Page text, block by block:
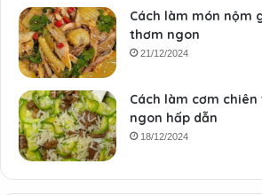
Cách làm món nộm
thơm ngon
21/12/2024
Cách làm cơm
ngon hấp dẫn
18/12/2024